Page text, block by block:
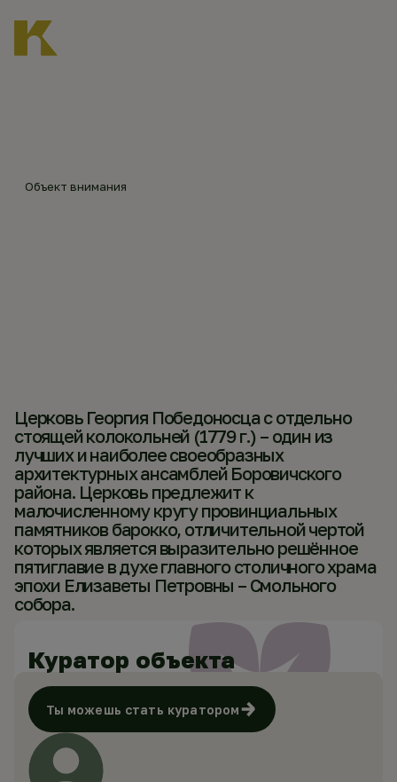
СмирОбъект внимания
Церковь Георгия Победоносца с отдельно
стоящей колокольней (1779 г.) – один из
лучших и наиболее своеобразных
архитектурных ансамблей Боровичского
района. Церковь предлежит к
малочисленному кругу провинциальных
памятников барокко, отличительной чертой
которых является выразительно решённое
пятиглавие в духе главного столичного храма
эпохи Елизаветы Петровны – Смольного
собора.
Куратор объекта
Ты можешь стать куратором